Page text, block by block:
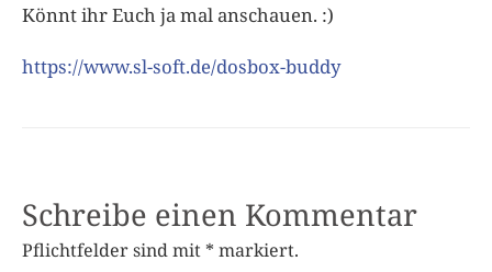
Könnt ihr Euch ja mal anschauen. :)
https://www.sl-soft.de/dosbox-buddy
Schreibe einen Kommentar
Pflichtfelder sind mit * markiert.